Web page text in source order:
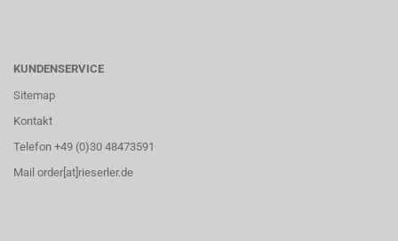
KUNDENSERVICE
Sitemap
Kontakt
Telefon +49 (0)30 48473591
Mail order[at]rieserler.de